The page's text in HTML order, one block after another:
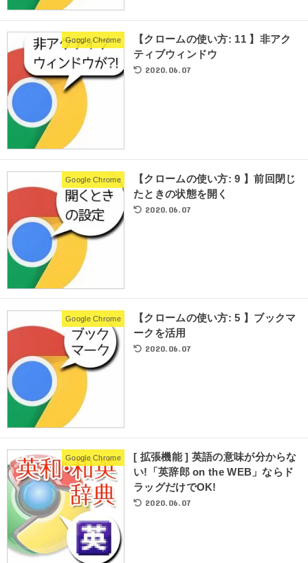
Google Chrome
【クロームの使い方: 11 】非アク
ティブウィンドウ
2020.06.07
Google Chrome
【クロームの使い方: 9 】前回閉じ
たときの状態を開く
2020.06.07
Google Chrome
【クロームの使い方: 5 】ブックマ
ークを活用
2020.06.07
Google Chrome
[ 拡張機能 ] 英語の意味が分からな
い!「英辞郎 on the WEB」ならド
ラッグだけでOK!
2020.06.07